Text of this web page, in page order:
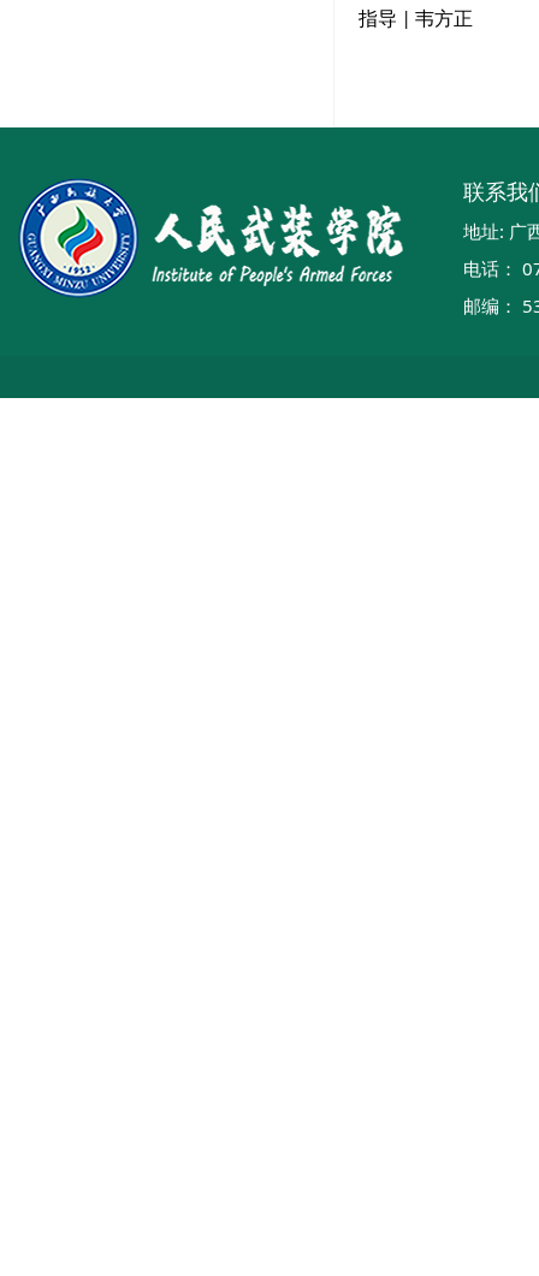
指导
韦方正
联系我
地址: 广
电话：
邮编：